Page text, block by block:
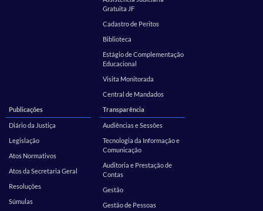
Gratuita JF
Cadastro de Peritos
Biblioteca
Estágio de Complementação
Educacional
Visita Monitorada
Central de Mandados
Publicações
Diário da Justiça
Legislação
Atos Normativos
Atos da Secretaria Geral
Resoluções
Súmulas
Transparência
Audiências e Sessões
Tecnologia da Informação e
Comunicação
Auditoria e Prestação de
Contas
Gestão
Gestão de Pessoas